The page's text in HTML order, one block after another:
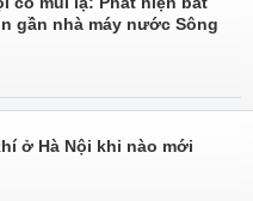
gần nhà máy nước Sông
ở Hà Nội khi nào mới